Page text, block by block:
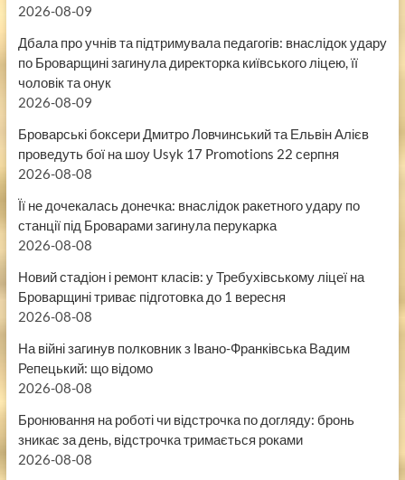
2026-08-09
Дбала про учнів та підтримувала педагогів: внаслідок удару
по Броварщині загинула директорка київського ліцею, її
чоловік та онук
2026-08-09
Броварські боксери Дмитро Ловчинський та Ельвін Алієв
проведуть бої на шоу Usyk 17 Promotions 22 серпня
2026-08-08
Її не дочекалась донечка: внаслідок ракетного удару по
станції під Броварами загинула перукарка
2026-08-08
Новий стадіон і ремонт класів: у Требухівському ліцеї на
Броварщині триває підготовка до 1 вересня
2026-08-08
На війні загинув полковник з Івано-Франківська Вадим
Репецький: що відомо
2026-08-08
Бронювання на роботі чи відстрочка по догляду: бронь
зникає за день, відстрочка тримається роками
2026-08-08